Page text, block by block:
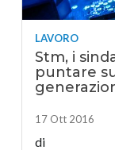
LAVORO
Stm, i
puntare
17 Ott 2016
di